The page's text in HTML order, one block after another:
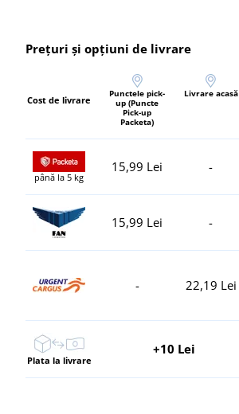
Prețuri și opțiuni de livrare
Cost de livrare
Punctele pick-
up (Puncte
Pick-up
Packeta)
Livrare acasă
până la 5 kg
15,99 Lei -
15,99 Lei -
- 22,19 Lei
Plata la livrare
+10 Lei